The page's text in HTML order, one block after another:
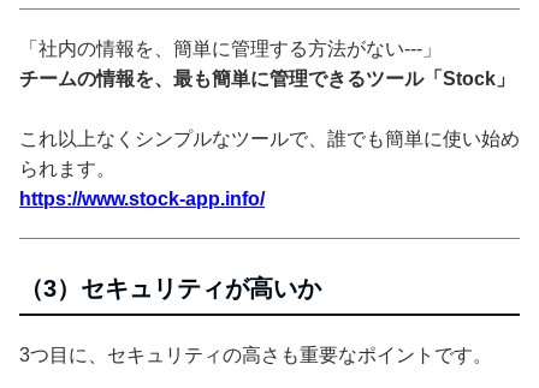
「社内の情報を、簡単に管理する方法がない---」
チームの情報を、最も簡単に管理できるツール「Stock」
これ以上なくシンプルなツールで、誰でも簡単に使い始め
られます。
https://www.stock-app.info/
（3）セキュリティが高いか
3つ目に、セキュリティの高さも重要なポイントです。